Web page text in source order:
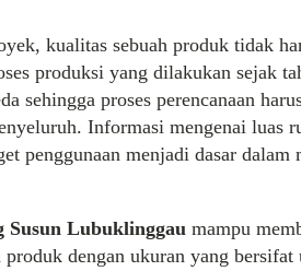
kualitas sebuah produk tidak
produksi yang dilakukan sejak
sehingga proses perencanaan
Informasi mengenai luas
penggunaan menjadi dasar dalam
Susun Lubuklinggau mampu
dengan ukuran yang